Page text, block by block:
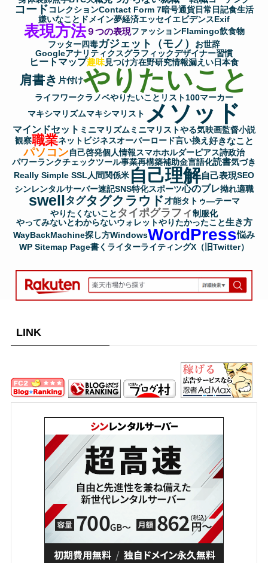
コードコレクションContact Form 7暗号通貨日常 日記食生活
嫌いなこと ドメイン夢経済エッセイエビデンスExif
表現方法９つの表現ファッションFlamingo飲食物
フッター四毒ガジェット（モノ）
お世辞
Googleアナリティクスグラフィックデザイナー習慣
ヒートマップ趣味見つけ方在野研究情報漏えい日本食
肩書き 片付けやりたいこと
ライフワークラノベやりたいことリスト100マーカー
マキシマリズムマキシマリスト メソッド
マインドセット ミニマリズム ミニマリストやる気映画監督小説
観察職業ネットビジネスオーバーロード言い換え 好きなこと
パソコン自己啓発個人情報スマホホルダーピアス詩政治
パワーランクチェックツール事業再構築補助金言語化読書気づき
Really Simple SSL人間関係米 自己理解自己表現SEO
シンレンタルサーバー速記SNS特化スポーツ心のブレ拗れ適職
swellタグタグクラウド才能タトゥ―テーマ
やりたくないこと タイポグラフィ制服化
やってみないとわからないウォレットやりたかったこと生き方
WayBackMachine探し方WindowsWordPress悩み
WP Sitemap Page書く ライターライティングX（旧Twitter）
LINK